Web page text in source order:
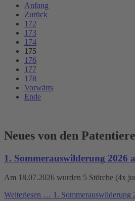
Anfang
Zurück
172
173
174
175
176
177
178
Vorwärts
Ende
Neues von den
1. Sommerauswilderung 2026
Am 18.07.2026 wurden 5 Störche (4x
Weiterlesen … 1. Sommerauswilderung